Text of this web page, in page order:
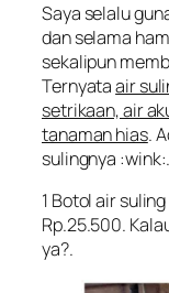
Saya selalu
dan selama
sekalipun
Ternyataair
setrikaan, air
tanaman hias.
sulingnya :wink:.
1 Botol air
Rp.25.500.
ya?.